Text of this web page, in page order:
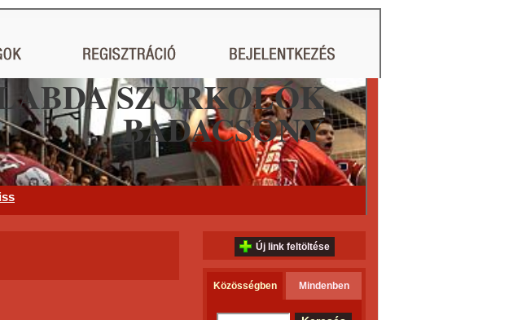
SZURKOLÓK
BADACSONY
Új link feltöltése
Közösségben Mindenben